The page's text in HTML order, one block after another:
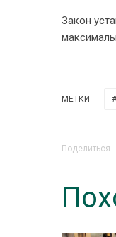
Закон
МЕТКИ
Поделиться